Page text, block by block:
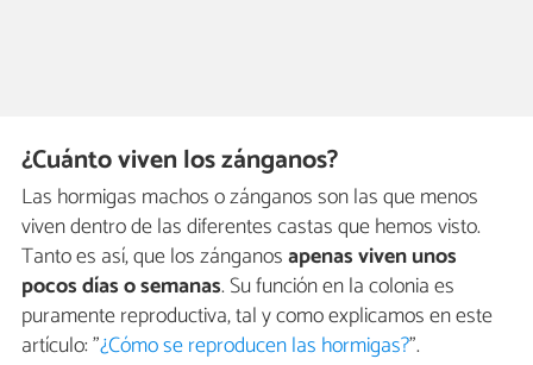
¿Cuánto viven los zánganos?
Las hormigas machos o zánganos son las que menos
viven dentro de las diferentes castas que hemos visto.
Tanto es así, que los zánganosapenas viven unos
pocos días o semanas. Su función en la colonia es
puramente reproductiva, tal y como explicamos en este
artículo: "¿Cómo se reproducen las hormigas?".